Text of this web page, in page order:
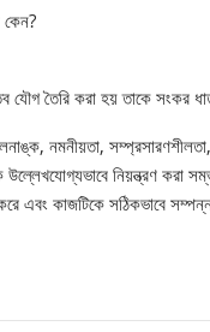
কেন?
যৌগ তৈরি করা হয় তাকে সংকর
নমনীয়তা,
নিয়ন্ত্রণ করা
করে এবং কাজটিকে সঠিকভাবে